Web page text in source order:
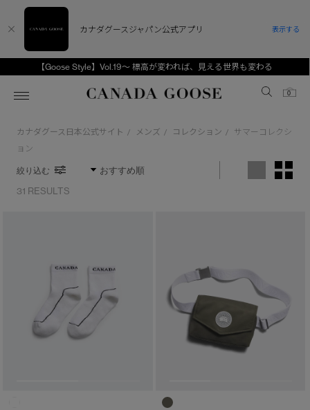
【Goose Style】Vol.19～ 標高が変われば、見える世界も変わる
Canada Goose
0
スノーグース
スプリングコレクション
ウィメンズ TOP
FW26コレクション
サマー 26 コレクション
サマー 26 コレクションLOOK
メンズ TOP
FW26コレクション
サマー 26 コレクション
サマー 26 コレクションLOOK
キッズ TOP
ユース（6＋歳)
コレクション
ウェアの下取り・再販を通じて、長く愛される製
品の価値を受け継いでいきます。
アーカイブの希少なピースもご覧いただけます。
下取り申請
カナダグース日本公式サイト / メンズ / コレクション /
サマーコレクシ
ョン
絞り込む
31 RESULTS
※カテゴリを表示するにはジェンダーにチェックをお入れください
メンズ
カナダグースジャパン公式アプリ 表示する